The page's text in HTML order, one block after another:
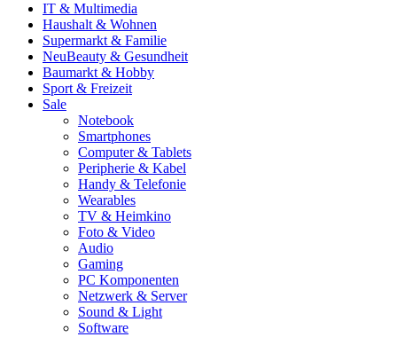
IT & Multimedia
Haushalt & Wohnen
Supermarkt & Familie
NeuBeauty & Gesundheit
Baumarkt & Hobby
Sport & Freizeit
Sale
Notebook
Smartphones
Computer & Tablets
Peripherie & Kabel
Handy & Telefonie
Wearables
TV & Heimkino
Foto & Video
Audio
Gaming
PC Komponenten
Netzwerk & Server
Sound & Light
Software